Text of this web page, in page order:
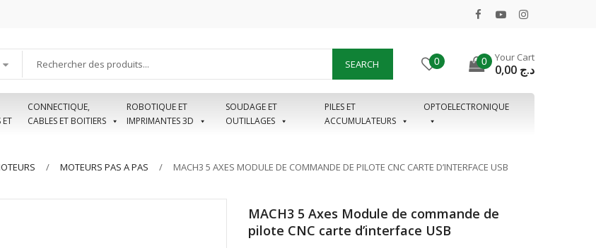
SEARCH 0 0 Your Cart
د.ج
CONNECTIQUE,
CABLES ET BOITIERS
ROBOTIQUE ET
IMPRIMANTES 3D
SOUDAGE ET
OUTILLAGES
PILES ET
ACCUMULATEURS
OPTOELECTRONIQUE
MOTEURS PAS A PAS MACH3 5 AXES MODULE DE COMMANDE DE PILOTE CNC CARTE D’INTERFACE USB
MACH3 5 Axes Module de commande de
pilote CNC carte d’interface USB